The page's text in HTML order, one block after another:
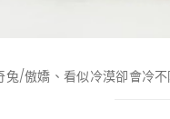
/傲嬌、看似冷漠卻會冷